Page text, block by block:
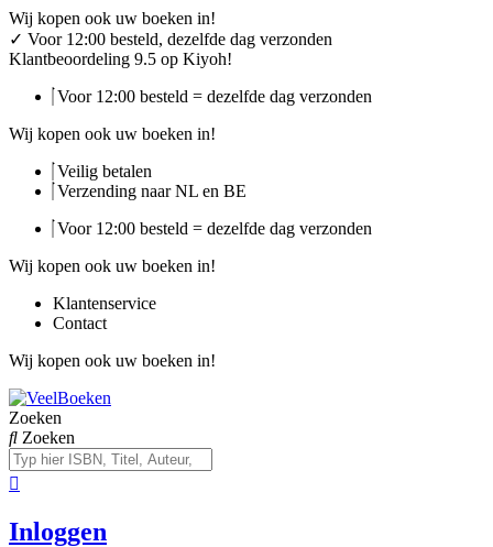
Ga
naar
de
Wij kopen ook uw boeken in!
✓ Voor 12:00 besteld, dezelfde dag verzonden
Klantbeoordeling 9.5 op Kiyoh!
Voor 12:00 besteld = dezelfde dag verzonden
Wij kopen ook uw boeken in!
Veilig betalen
Verzending naar NL en BE
Voor 12:00 besteld = dezelfde dag verzonden
Wij kopen ook uw boeken in!
Klantenservice
Contact
Wij kopen ook uw boeken in!
Zoeken
Zoeken
Inloggen